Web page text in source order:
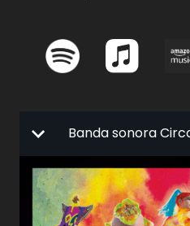
Banda sonora